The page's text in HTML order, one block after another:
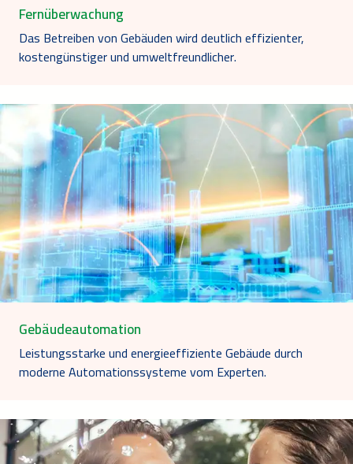
Fernüberwachung
Das Betreiben von Gebäuden wird deutlich effizienter,
kostengünstiger und umweltfreundlicher.
Gebäudeautomation
Leistungsstarke und energieeffiziente Gebäude durch
moderne Automationssysteme vom Experten.